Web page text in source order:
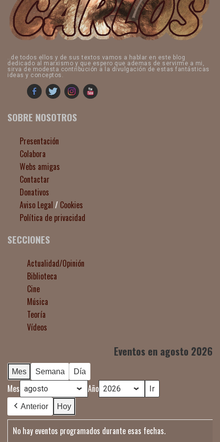
..de todos ellos y de sus textos vamos a hablar en este blog
dedicado al marxismo y que espero que ademas de servirme a mi,
sirva de modesta contribución a la divulgación de estas fantásticas
ideas y conceptos.
SOBRE NOSOTROS
Presentación
Colabora
Webs amigas
Contactar
Donativos
Aviso Legal / Cookies
Política de privacidad
SECCIONES
Actualidad/Opinión
Biblioteca
Cine
Música
Teoría
Vídeos
Eventos en agosto 2026
Mes Semana Día
Mes Año
Anterior Hoy
No hay eventos programados durante esas fechas.